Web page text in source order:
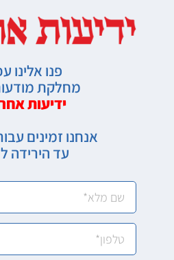
פנו אלינו
מחלקת
ידיעות
אנחנו זמינים
עד הירידה